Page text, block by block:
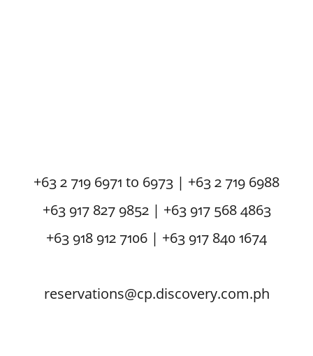
+63 2 719 6971 to 6973 | +63 2 719 6988
+63 917 827 9852 | +63 917 568 4863
+63 918 912 7106 | +63 917 840 1674
reservations@cp.discovery.com.ph